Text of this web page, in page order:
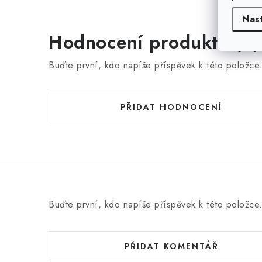
Hodnocení produktu (0)
Buďte první, kdo napíše příspěvek k této položce.
PŘIDAT HODNOCENÍ
Buďte první, kdo napíše příspěvek k této položce.
PŘIDAT KOMENTÁŘ